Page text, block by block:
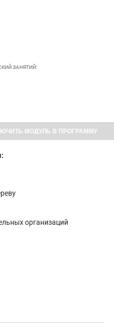
организаций